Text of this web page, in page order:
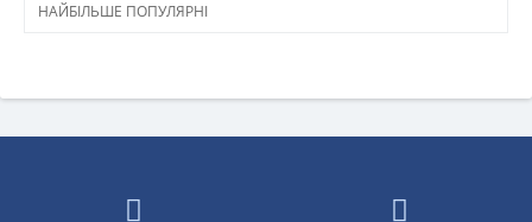
НАЙБІЛЬШЕ ПОПУЛЯРНІ